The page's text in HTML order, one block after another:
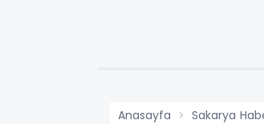
Anasayfa Sakarya